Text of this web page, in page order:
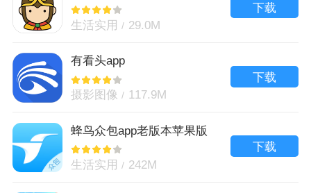
生活实用 29.0M
下载
有看头app
摄影图像 117.9M
下载
蜂鸟众包app老版本苹果版
生活实用 242M
下载